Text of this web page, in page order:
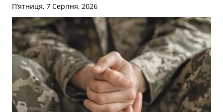
П’ятниця, 7 Серпня, 2026